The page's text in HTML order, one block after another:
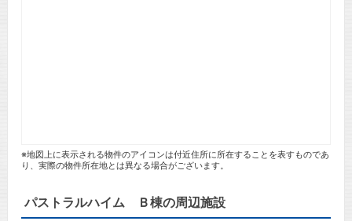
※地図上に表示される物件のアイコンは付近住所に所在することを表すものであ
り、実際の物件所在地とは異なる場合がございます。
パストラルハイム Ｂ棟の周辺施設